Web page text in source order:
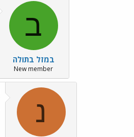
ב
במזל בתולה
New member
נ